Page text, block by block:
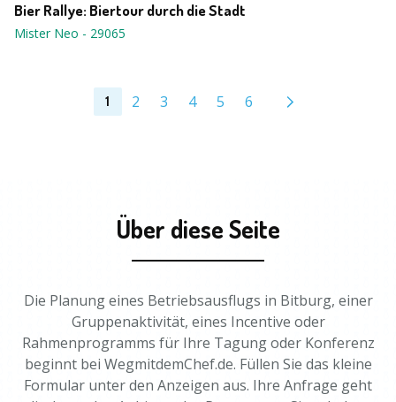
Bier Rallye: Biertour durch die Stadt
Mister Neo - 29065
1 2 3 4 5 6
Über diese Seite
Die Planung eines Betriebsausflugs in Bitburg, einer
Gruppenaktivität, eines Incentive oder
Rahmenprogramms für Ihre Tagung oder Konferenz
beginnt bei WegmitdemChef.de. Füllen Sie das kleine
Formular unter den Anzeigen aus. Ihre Anfrage geht